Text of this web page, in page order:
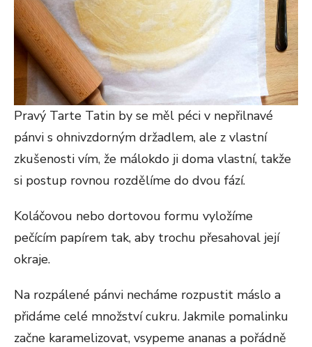
Pravý Tarte Tatin by se měl péci v nepřilnavé
pánvi s ohnivzdorným držadlem, ale z vlastní
zkušenosti vím, že málokdo ji doma vlastní, takže
si postup rovnou rozdělíme do dvou fází.
Koláčovou nebo dortovou formu vyložíme
pečícím papírem tak, aby trochu přesahoval její
okraje.
Na rozpálené pánvi necháme rozpustit máslo a
přidáme celé množství cukru. Jakmile pomalinku
začne karamelizovat, vsypeme ananas a pořádně